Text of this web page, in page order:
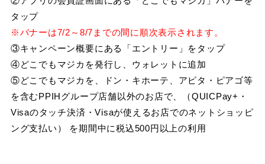
タップ
※バナーは7/2～8/7までの間に順次表示されます。
③キャンペーン概要にある「エントリー」をタップ
④どこでもマジカを発行し、ウォレットに追加
⑤どこでもマジカを、ドン・キホーテ、アピタ・ピアゴ等
を含むPPIHグループ店舗以外のお店で、（QUICPay+・
Visaのタッチ決済・Visaが使えるお店でのネットショッピ
ング支払い） を期間中に税込500円以上の利用